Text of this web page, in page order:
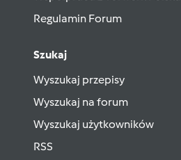
Regulamin Forum
Szukaj
Wyszukaj przepisy
Wyszukaj na forum
Wyszukaj użytkowników
RSS